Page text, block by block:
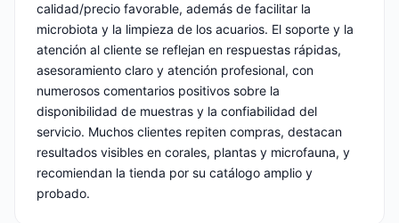
calidad/precio favorable, además de facilitar la
microbiota y la limpieza de los acuarios. El soporte y la
atención al cliente se reflejan en respuestas rápidas,
asesoramiento claro y atención profesional, con
numerosos comentarios positivos sobre la
disponibilidad de muestras y la confiabilidad del
servicio. Muchos clientes repiten compras, destacan
resultados visibles en corales, plantas y microfauna, y
recomiendan la tienda por su catálogo amplio y
probado.